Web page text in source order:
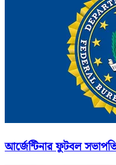
আর্জেন্টিনার ফুটবল